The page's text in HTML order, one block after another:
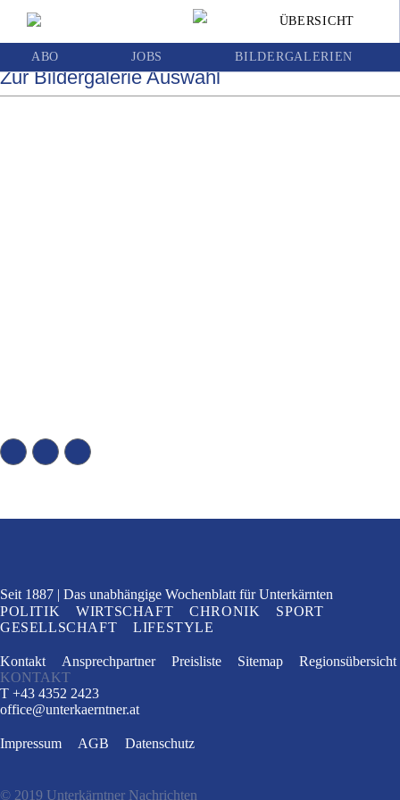
ÜBERSICHT
ABO JOBS BILDERGALERIEN
WAC und Austria Wien trennen sich 1:1
Zur Bildergalerie Auswahl
Seit 1887 Das unabhängige Wochenblatt für Unterkärnten
POLITIK
WIRTSCHAFT CHRONIK
SPORT
GESELLSCHAFT
LIFESTYLE
Kontakt Ansprechpartner Preisliste Sitemap
Regionsübersicht
KONTAKT
T +43 4352 2423
office@unterkaerntner.at
Impressum AGB Datenschutz
© 2019 Unterkärntner Nachrichten